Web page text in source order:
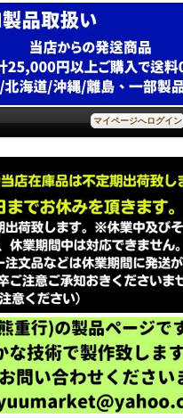
マイページへログイン